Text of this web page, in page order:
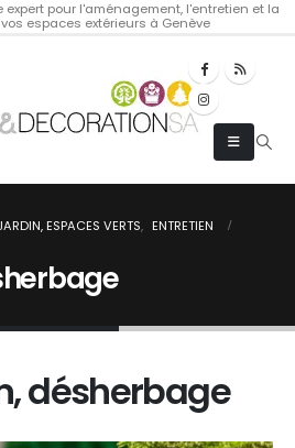
pour l'aménagement, l'entretien et la
espaces extérieurs à Genève
ESPACES VERTS, ENTRETIEN
désherbage